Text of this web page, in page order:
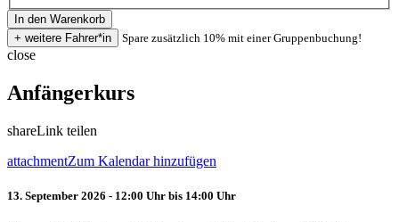
Spare zusätzlich 10% mit einer Gruppenbuchung!
close
Anfängerkurs
shareLink teilen
attachmentZum Kalendar hinzufügen
13. September 2026 - 12:00 Uhr bis 14:00 Uhr